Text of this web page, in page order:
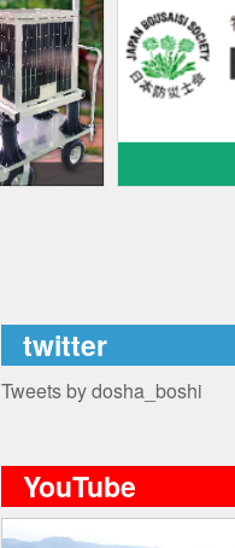
twitter
Tweets by dosha_boshi
YouTube